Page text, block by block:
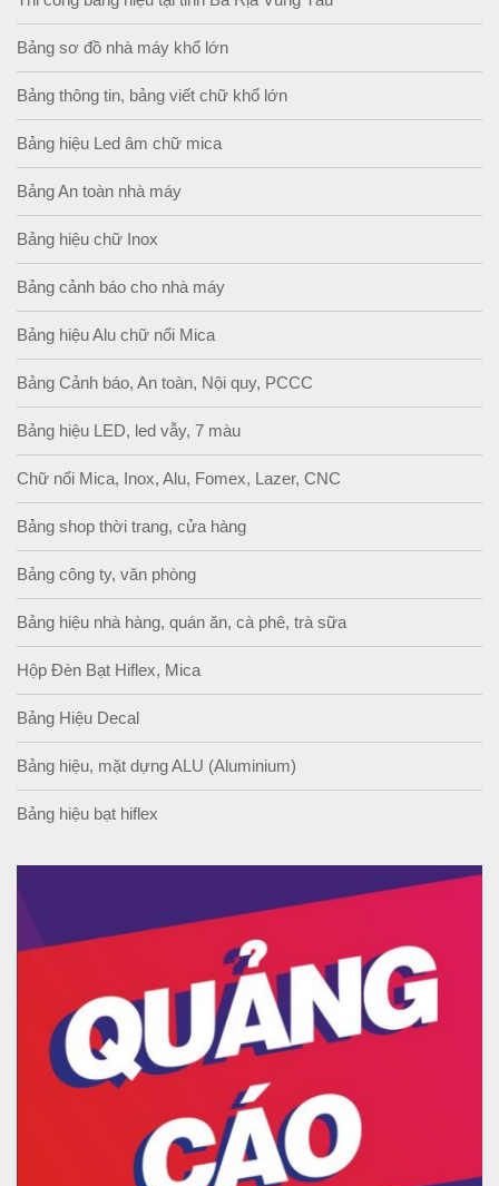
Bảng sơ đồ nhà máy khổ lớn
Bảng thông tin, bảng viết chữ khổ lớn
Bảng hiệu Led âm chữ mica
Bảng An toàn nhà máy
Bảng hiệu chữ Inox
Bảng cảnh báo cho nhà máy
Bảng hiệu Alu chữ nổi Mica
Bảng Cảnh báo, An toàn, Nội quy, PCCC
Bảng hiệu LED, led vẫy, 7 màu
Chữ nổi Mica, Inox, Alu, Fomex, Lazer, CNC
Bảng shop thời trang, cửa hàng
Bảng công ty, văn phòng
Bảng hiệu nhà hàng, quán ăn, cà phê, trà sữa
Hộp Đèn Bạt Hiflex, Mica
Bảng Hiệu Decal
Bảng hiệu, mặt dựng ALU (Aluminium)
Bảng hiệu bạt hiflex